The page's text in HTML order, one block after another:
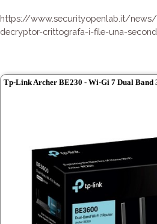
https://www.securityopenlab.it/
decryptor-crittografa-i-file-una-
Tp-Link Archer BE230 - Wi-Gi 7 Dual Band